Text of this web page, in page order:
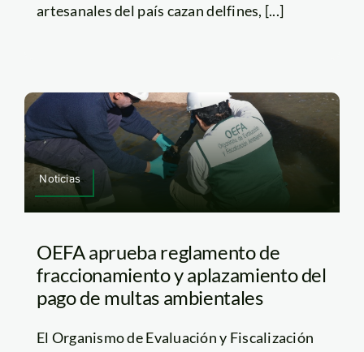
artesanales del país cazan delfines, [...]
Noticias
OEFA aprueba reglamento de
fraccionamiento y aplazamiento del
pago de multas ambientales
El Organismo de Evaluación y Fiscalización